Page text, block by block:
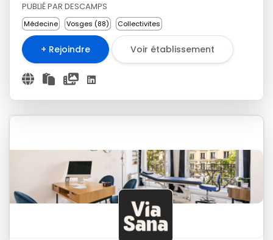
PUBLIÉ PAR DESCAMPS
Médecine Vosges (88) Collectivites
+ Rejoindre Voir établissement